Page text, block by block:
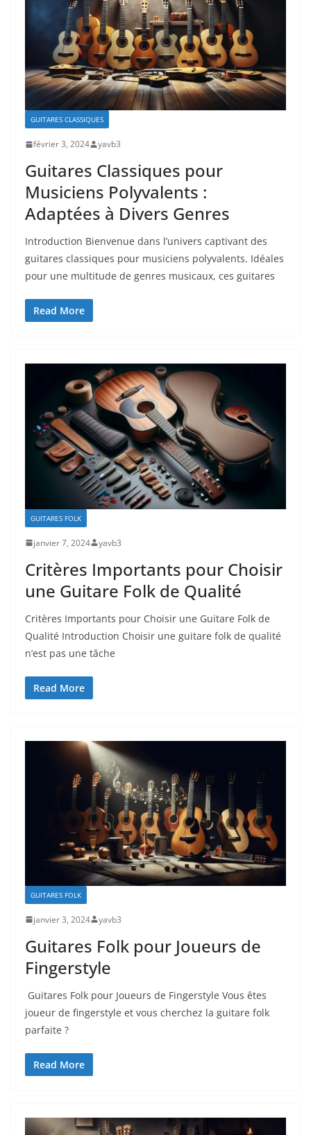
GUITARES CLASSIQUES
février 3, 2024 yavb3
Guitares Classiques pour
Musiciens Polyvalents :
Adaptées à Divers Genres
Introduction Bienvenue dans l’univers ⁢captivant des⁣
guitares‍ classiques pour ⁣musiciens polyvalents. Idéales
pour ⁢une multitude de genres musicaux, ces guitares⁤
Read More
GUITARES FOLK
janvier 7, 2024 yavb3
Critères Importants pour Choisir
une Guitare Folk de Qualité
Critères Importants‍ pour Choisir une Guitare Folk de
Qualité Introduction Choisir une guitare folk⁤ de qualité
n’est ⁢pas une tâche⁢
Read More
GUITARES FOLK
janvier 3, 2024 yavb3
Guitares Folk pour Joueurs de
Fingerstyle
⁣ Guitares Folk pour Joueurs de Fingerstyle Vous êtes
joueur de fingerstyle et‌ vous cherchez la⁢ guitare folk
parfaite ?
Read More